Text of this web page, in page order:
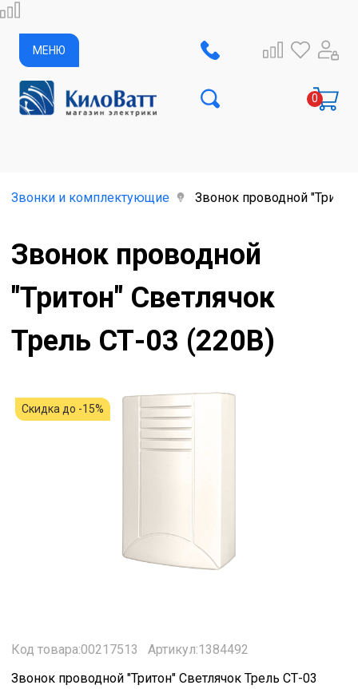
МЕНЮ
Звонки и комплектующие Звонок проводной
Звонок проводной
"Тритон" Светлячок
Трель СТ-03 (220В)
Скидка до -15%
Код товара:00217513
Артикул:1384492
Звонок проводной "Тритон" Светлячок Трель СТ-03